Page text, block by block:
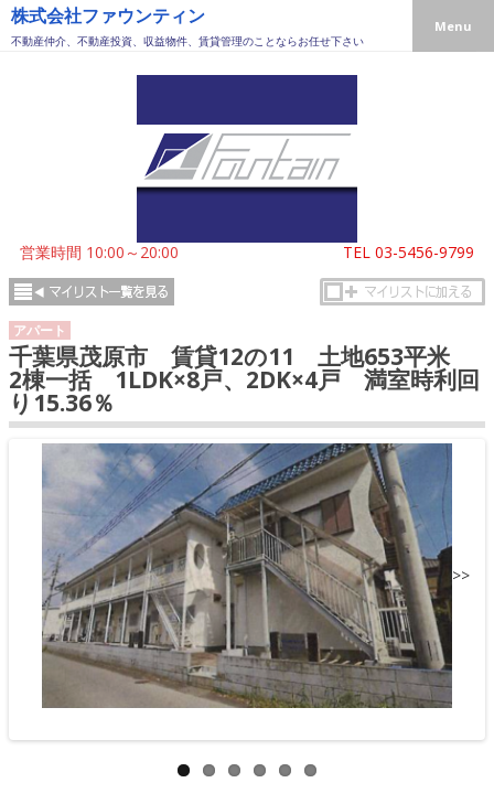
株式会社ファウンティン
不動産仲介、不動産投資、収益物件、賃貸管理のことならお任せ下さい
営業時間 10:00～20:00 TEL 03-5456-9799
Menu
アパート
千葉県茂原市 賃貸12の11 土地653平米
2棟一括 1LDK×8戸、2DK×4戸 満室時利回
り15.36％
>>